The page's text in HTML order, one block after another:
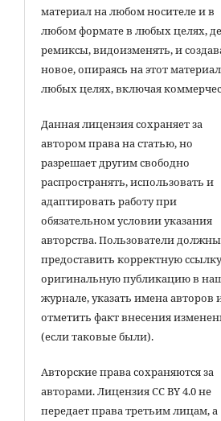
материал на любом носителе и в
любом формате в любых целях,
ремиксы, видоизменять, и
новое, опираясь на этот
любых целях, включая
Данная лицензия сохраняет за
автором права на статью, но
разрешает другим свободно
распространять, использовать и
адаптировать работу при
обязательном условии указания
авторства. Пользователи должны
предоставить корректную
оригинальную публикацию в
журнале, указать имена авторов
отметить факт внесения
(если таковые были).
Авторские права сохраняются за
авторами. Лицензия CC BY 4.0 не
передает права третьим лицам, а